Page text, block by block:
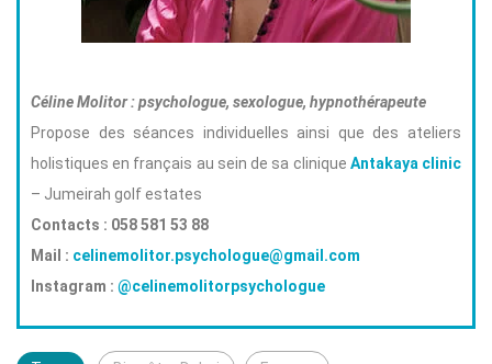
Céline Molitor : psychologue, sexologue, hypnothérapeute
Propose des séances individuelles ainsi que des ateliers
holistiques en français au sein de sa clinique Antakaya clinic
– Jumeirah golf estates
Contacts : 058 581 53 88
Mail : celinemolitor.psychologue@gmail.com
Instagram : @celinemolitorpsychologue